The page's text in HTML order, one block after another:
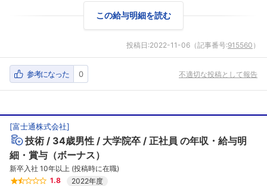
この給与明細を読む
投稿日:2022-11-06 （記事番号:915560 ）
参考になった 0 不適切な投稿として報告
[富士通株式会社]
技術 34歳男性 大学院卒 正社員 の年収・給与明
細・賞与（ボーナス）
新卒入社 10年以上 (投稿時に在職)
1.8
2022年度